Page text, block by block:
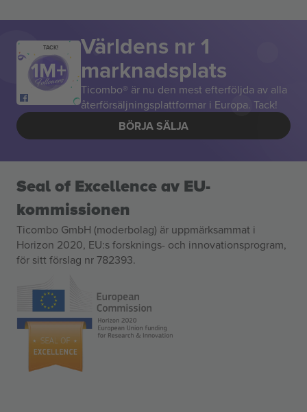
TACK! Världens nr 1
marknadsplats
Ticombo® är nu den mest efterföljda av alla
återförsäljningsplattformar i Europa. Tack!
BÖRJA SÄLJA
Seal of Excellence av EU-
kommissionen
Ticombo GmbH (moderbolag) är uppmärksammat i
Horizon 2020, EU:s forsknings- och innovationsprogram,
för sitt förslag nr 782393.